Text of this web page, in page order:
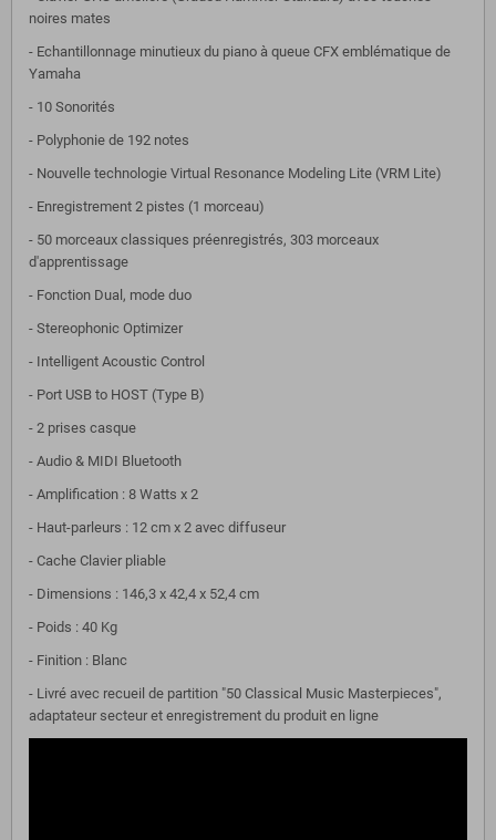
noires mates
- Echantillonnage minutieux du piano à queue CFX emblématique de
Yamaha
- 10 Sonorités
- Polyphonie de 192 notes
- Nouvelle technologie Virtual Resonance Modeling Lite (VRM Lite)
- Enregistrement 2 pistes (1 morceau)
- 50 morceaux classiques préenregistrés, 303 morceaux
d'apprentissage
- Fonction Dual, mode duo
- Stereophonic Optimizer
- Intelligent Acoustic Control
- Port USB to HOST (Type B)
- 2 prises casque
- Audio & MIDI Bluetooth
- Amplification : 8 Watts x 2
- Haut-parleurs : 12 cm x 2 avec diffuseur
- Cache Clavier pliable
- Dimensions : 146,3 x 42,4 x 52,4 cm
- Poids : 40 Kg
- Finition : Blanc
- Livré avec recueil de partition "50 Classical Music Masterpieces",
adaptateur secteur et enregistrement du produit en ligne